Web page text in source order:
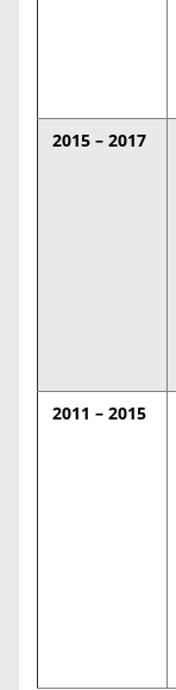
2015 – 2017
2011 – 2015